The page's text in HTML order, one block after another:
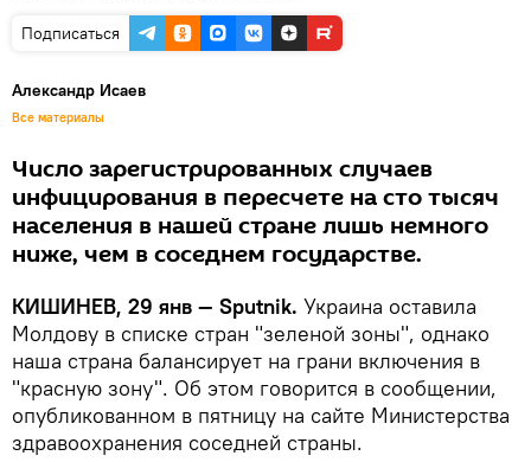
Подписаться
Александр Исаев
Все материалы
Число зарегистрированных случаев
инфицирования в пересчете на сто тысяч
населения в нашей стране лишь немного
ниже, чем в соседнем государстве.
КИШИНЕВ, 29 янв — Sputnik. Украина оставила
Молдову в списке стран "зеленой зоны", однако
наша страна балансирует на грани включения в
"красную зону". Об этом говорится в сообщении,
опубликованном в пятницу на сайте Министерства
здравоохранения соседней страны.